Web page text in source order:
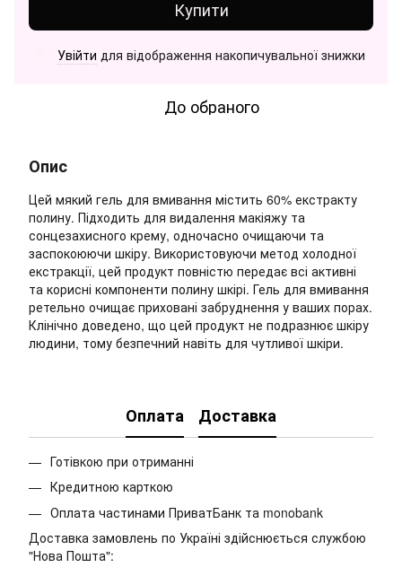
Купити
Увійти для відображення накопичувальної знижки
До обраного
Опис
Цей мякий гель для вмивання містить 60% екстракту
полину. Підходить для видалення макіяжу та
сонцезахисного крему, одночасно очищаючи та
заспокоюючи шкіру. Використовуючи метод холодної
екстракції, цей продукт повністю передає всі активні
та корисні компоненти полину шкірі. Гель для вмивання
ретельно очищає приховані забруднення у ваших порах.
Клінічно доведено, що цей продукт не подразнює шкіру
людини, тому безпечний навіть для чутливої шкіри.
Оплата Доставка
Готівкою при отриманні
Кредитною карткою
Оплата частинами ПриватБанк та monobank
Доставка замовлень по Україні здійснюється службою
"Нова Пошта":